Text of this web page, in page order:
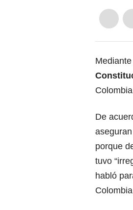
Mediante
De
porque
tuvo
habló